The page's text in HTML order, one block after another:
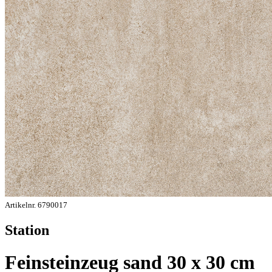
Artikelnr. 6790017
Station
Feinsteinzeug sand 30 x 30 cm